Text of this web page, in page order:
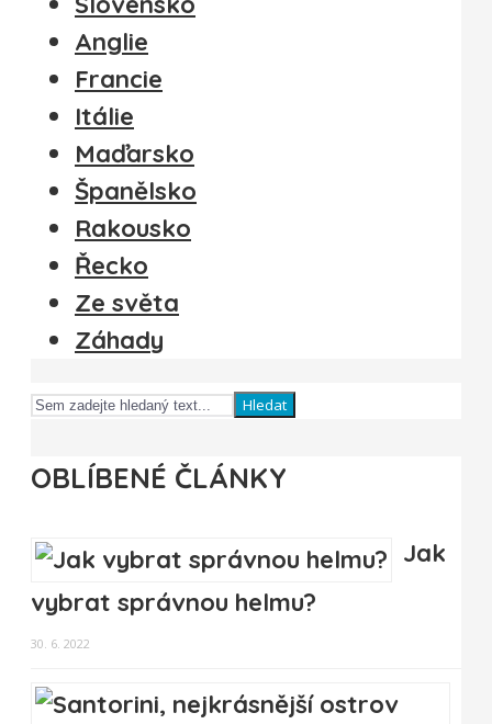
Anglie
Francie
Itálie
Maďarsko
Španělsko
Rakousko
Řecko
Ze světa
Záhady
Hledat
OBLÍBENÉ ČLÁNKY
Jak
vybrat správnou helmu?
30. 6. 2022